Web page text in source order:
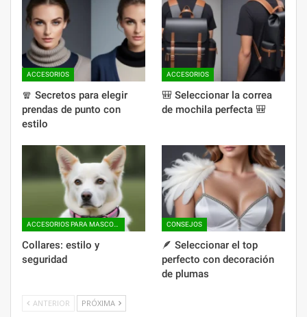
ACCESORIOS
🧣 Secretos para elegir
prendas de punto con
estilo
ACCESORIOS
🎒 Seleccionar la correa
de mochila perfecta 🎒
Collares: estilo y
seguridad
CONSEJOS
🪶 Seleccionar el top
perfecto con decoración
de plumas
ANTERIOR PRÓXIMA